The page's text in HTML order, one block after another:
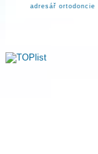
adresář ortodoncie